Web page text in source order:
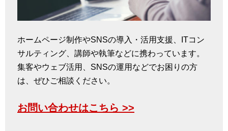
ホームページ制作やSNSの導入・活用支援、ITコン
サルティング、講師や執筆などに携わっています。
集客やウェブ活用、SNSの運用などでお困りの方
は、ぜひご相談ください。
お問い合わせはこちら >>